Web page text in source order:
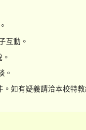
互動。
。
。如有疑義請洽本校特